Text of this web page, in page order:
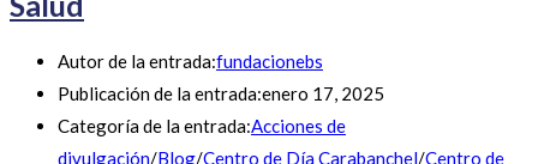
Autor de la entrada:fundacionebs
Publicación de la entrada:enero 17, 2025
Categoría de la entrada:Acciones de
divulgación/Blog/Centro de Día Carabanchel/Centro de